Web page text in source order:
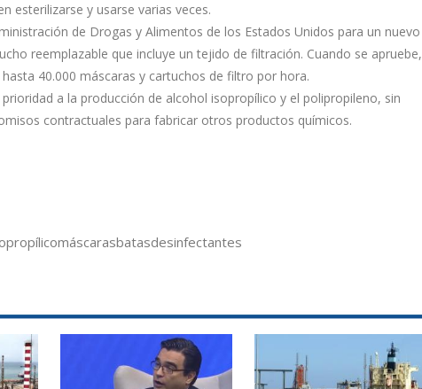
esterilizarse y usarse varias veces.
de Drogas y Alimentos de los Estados Unidos para un nuevo
reemplazable que incluye un tejido de filtración. Cuando se apruebe,
40.000 máscaras y cartuchos de filtro por hora.
a la producción de alcohol isopropílico y el polipropileno, sin
contractuales para fabricar otros productos químicos.
máscarasbatasdesinfectantes